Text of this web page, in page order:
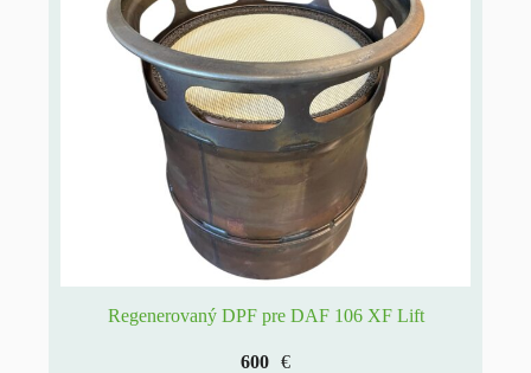
Regenerovaný DPF pre DAF 106 XF Lift
600 €